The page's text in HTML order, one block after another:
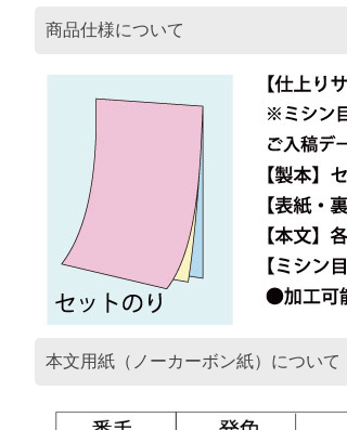
商品仕様について
本文用紙（ノーカーボン紙）について